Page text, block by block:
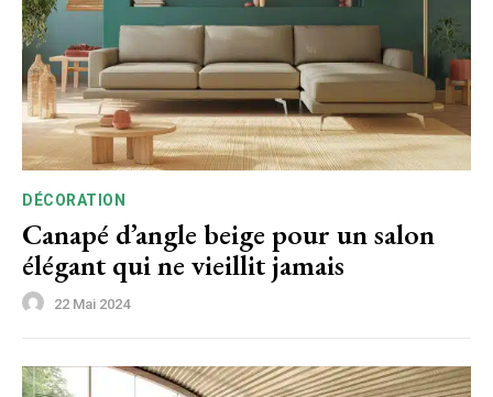
DÉCORATION
Canapé d’angle beige pour un salon
élégant qui ne vieillit jamais
22 Mai 2024